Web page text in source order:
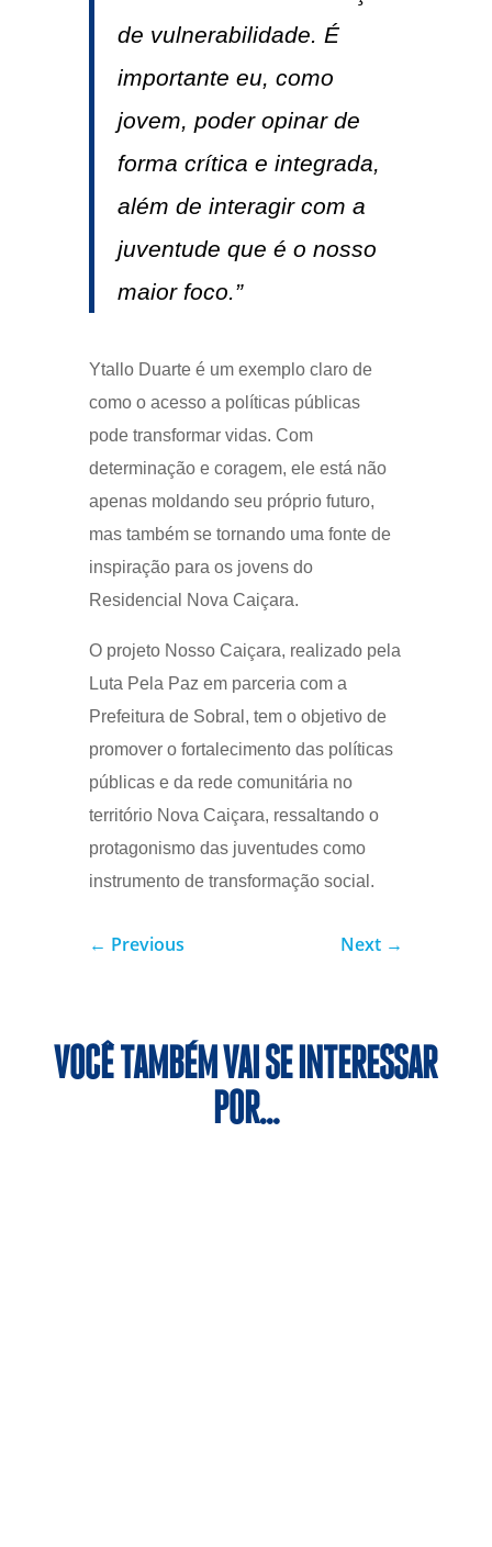
de vulnerabilidade. É
importante eu, como
jovem, poder opinar de
forma crítica e integrada,
além de interagir com a
juventude que é o nosso
maior foco.”
Ytallo Duarte é um exemplo claro de
como o acesso a políticas públicas
pode transformar vidas. Com
determinação e coragem, ele está não
apenas moldando seu próprio futuro,
mas também se tornando uma fonte de
inspiração para os jovens do
Residencial Nova Caiçara.
O projeto Nosso Caiçara, realizado pela
Luta Pela Paz em parceria com a
Prefeitura de Sobral, tem o objetivo de
promover o fortalecimento das políticas
públicas e da rede comunitária no
território Nova Caiçara, ressaltando o
protagonismo das juventudes como
instrumento de transformação social.
← Previous Next →
VOCÊ TAMBÉM VAI SE INTERESSAR
POR…